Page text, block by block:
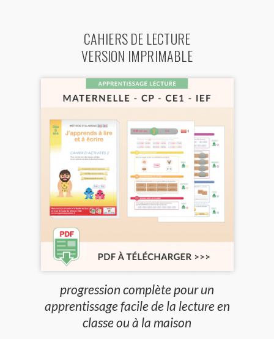
CAHIERS DE LECTURE
VERSION IMPRIMABLE
progression complète pour un
apprentissage facile de la lecture en
classe ou à la maison